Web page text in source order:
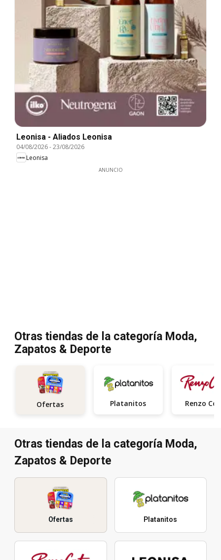
Leonisa - Aliados Leonisa
04/08/2026-23/08/2026
Leonisa
ANUNCIO
Otras tiendas de la categoría Moda,
Zapatos & Deporte
Ofertas Platanitos
Otras tiendas de la categoría Moda,
Zapatos & Deporte
Ofertas Platanitos